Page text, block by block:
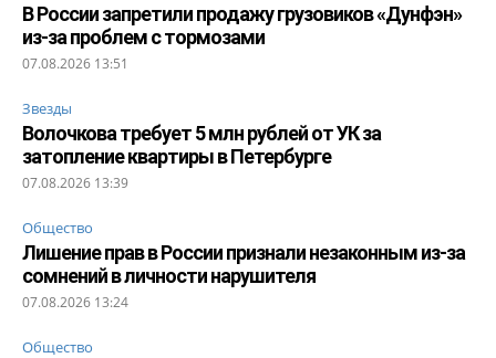
В России запретили продажу грузовиков «Дунфэн»
из-за проблем с тормозами
07.08.2026 13:51
Звезды
Волочкова требует 5 млн рублей от УК за
затопление квартиры в Петербурге
07.08.2026 13:39
Общество
Лишение прав в России признали незаконным из-за
сомнений в личности нарушителя
07.08.2026 13:24
Общество